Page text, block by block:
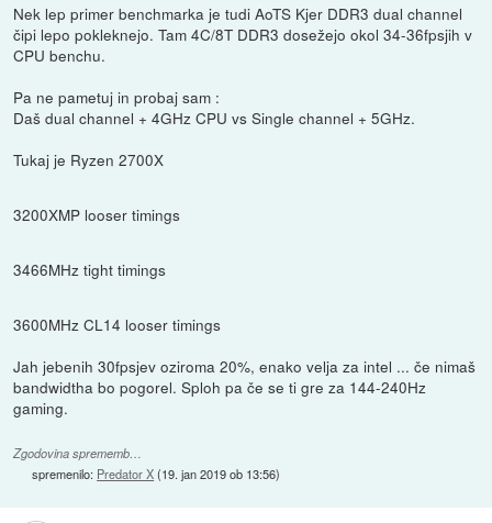
Nek lep primer benchmarka je tudi AoTS Kjer DDR3 dual channel
čipi lepo pokleknejo. Tam 4C/8T DDR3 dosežejo okol 34-36fpsjih v
CPU benchu.
Pa ne pametuj in probaj sam :
Daš dual channel + 4GHz CPU vs Single channel + 5GHz.
Tukaj je Ryzen 2700X
3200XMP looser timings
3466MHz tight timings
3600MHz CL14 looser timings
Jah jebenih 30fpsjev oziroma 20%, enako velja za intel ... če nimaš
bandwidtha bo pogorel. Sploh pa če se ti gre za 144-240Hz
gaming.
Zgodovina sprememb…
spremenilo: Predator X(19. jan 2019 ob 13:56)